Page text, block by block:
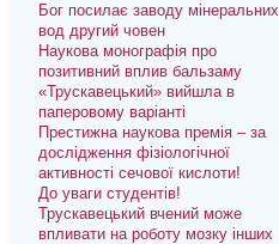
Бог посилає заводу мінеральних
вод другий човен
Наукова монографія про
позитивний вплив бальзаму
«Трускавецький» вийшла в
паперовому варіанті
Престижна наукова премія – за
дослідження фізіологічної
активності сечової кислоти!
До уваги студентів!
Трускавецький вчений може
впливати на роботу мозку інших